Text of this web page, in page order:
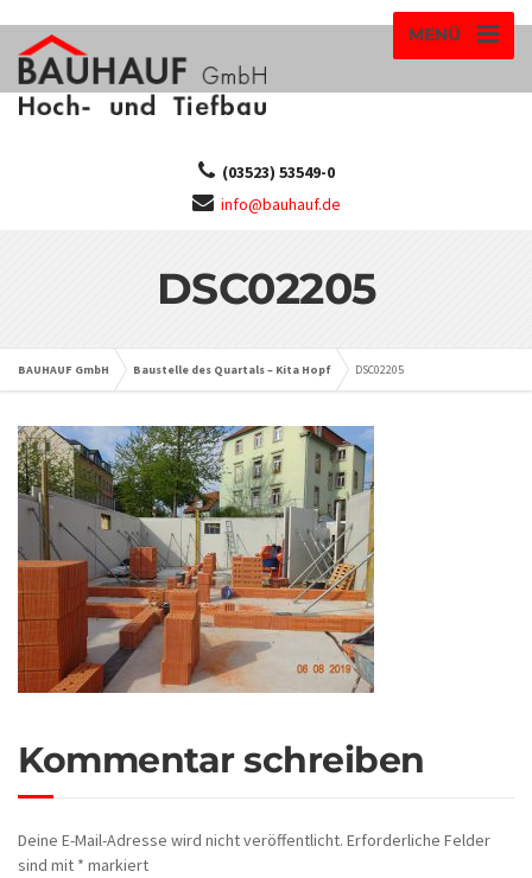
MENÜ
(03523) 53549-0
info@bauhauf.de
DSC02205
BAUHAUF GmbH Baustelle des Quartals – Kita Hopf DSC02205
Kommentar schreiben
Deine E-Mail-Adresse wird nicht veröffentlicht. Erforderliche Felder
sind mit * markiert